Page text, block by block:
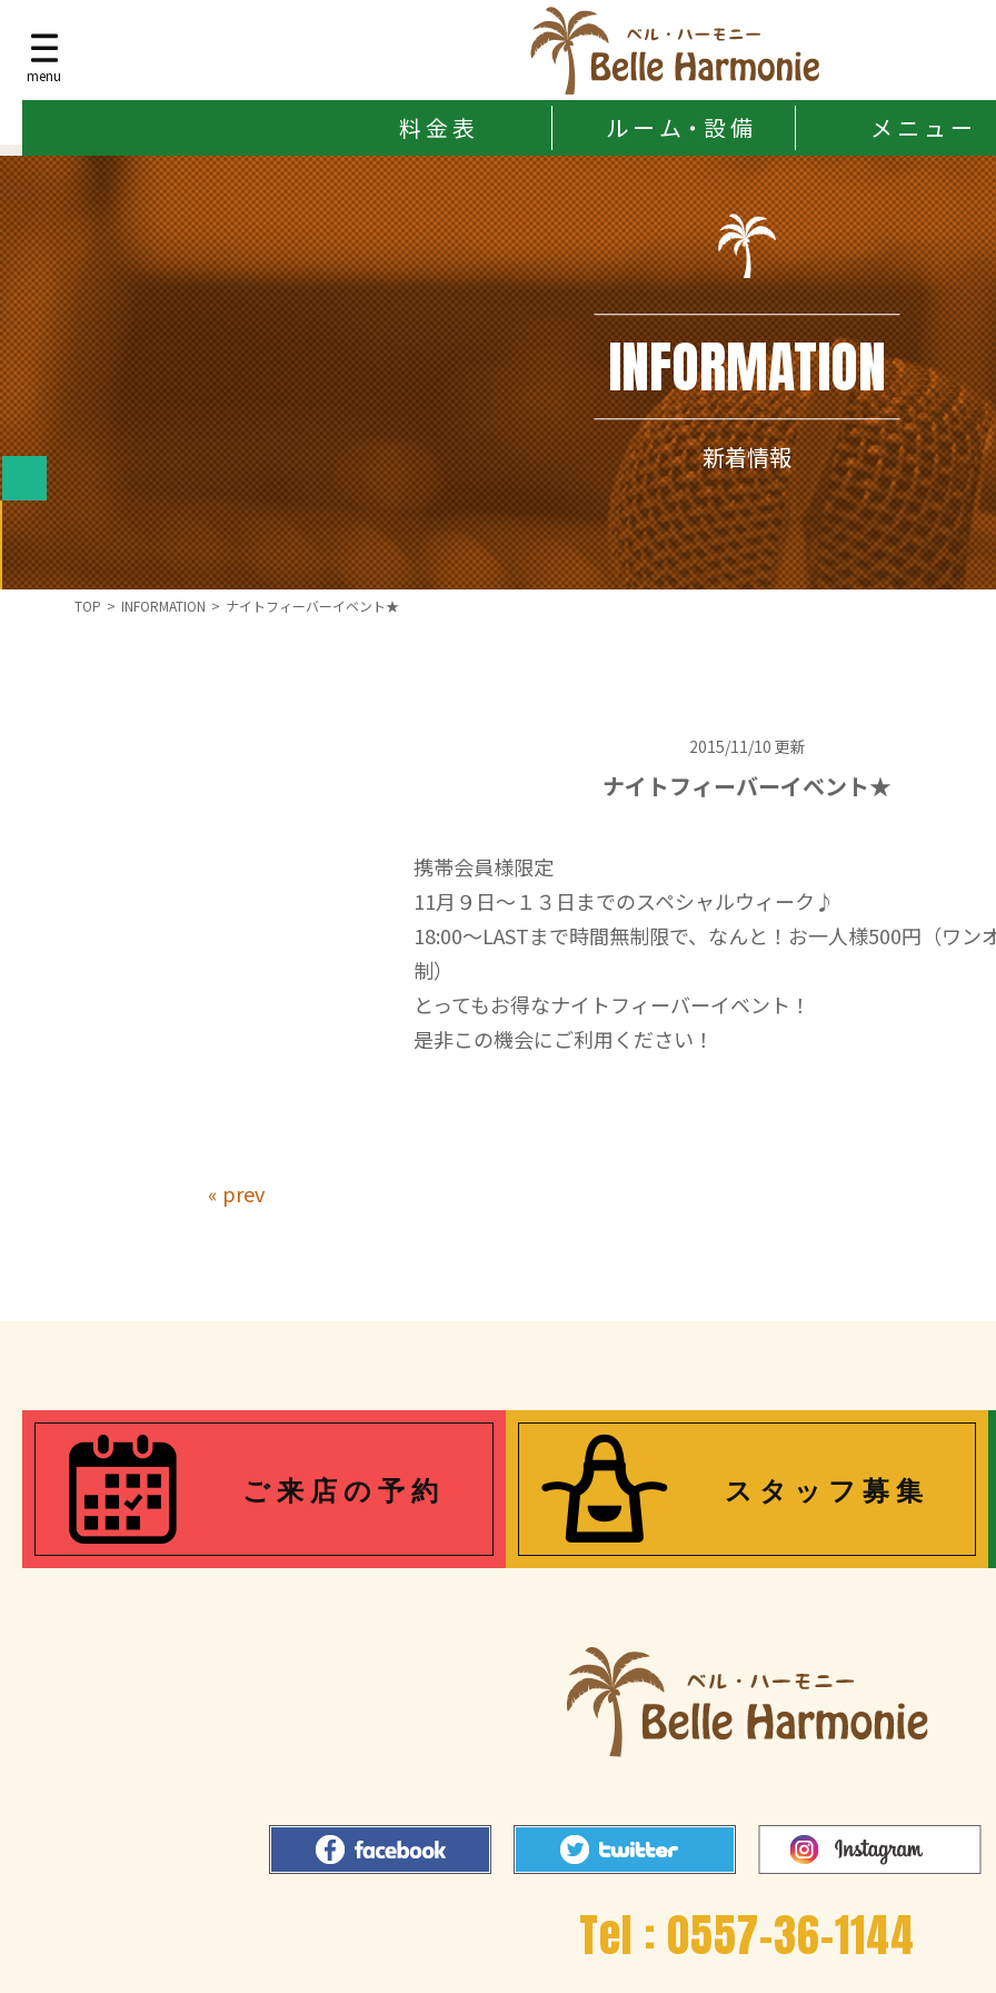
menu
料 金 表 ル ー ム・設 備 メ ニ ュ ー
INFORMATION
新着情報
TOP > INFORMATION > ナイトフィーバーイベント★
2015/11/10 更新
ナイトフィーバーイベント★
携帯会員様限定
11月９日～１３日までのスペシャルウィーク♪
18:00～LASTまで時間無制限で、なんと！お一人様500円（ワン
制）
とってもお得なナイトフィーバーイベント！
是非この機会にご利用ください！
« prev
ご 来 店 の 予 約 ス タ ッ フ 募 集
Tel : 0557-36-1144